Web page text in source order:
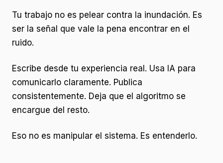
Tu trabajo no es pelear contra la inundación. Es
ser la señal que vale la pena encontrar en el
ruido.
Escribe desde tu experiencia real. Usa IA para
comunicarlo claramente. Publica
consistentemente. Deja que el algoritmo se
encargue del resto.
Eso no es manipular el sistema. Es entenderlo.